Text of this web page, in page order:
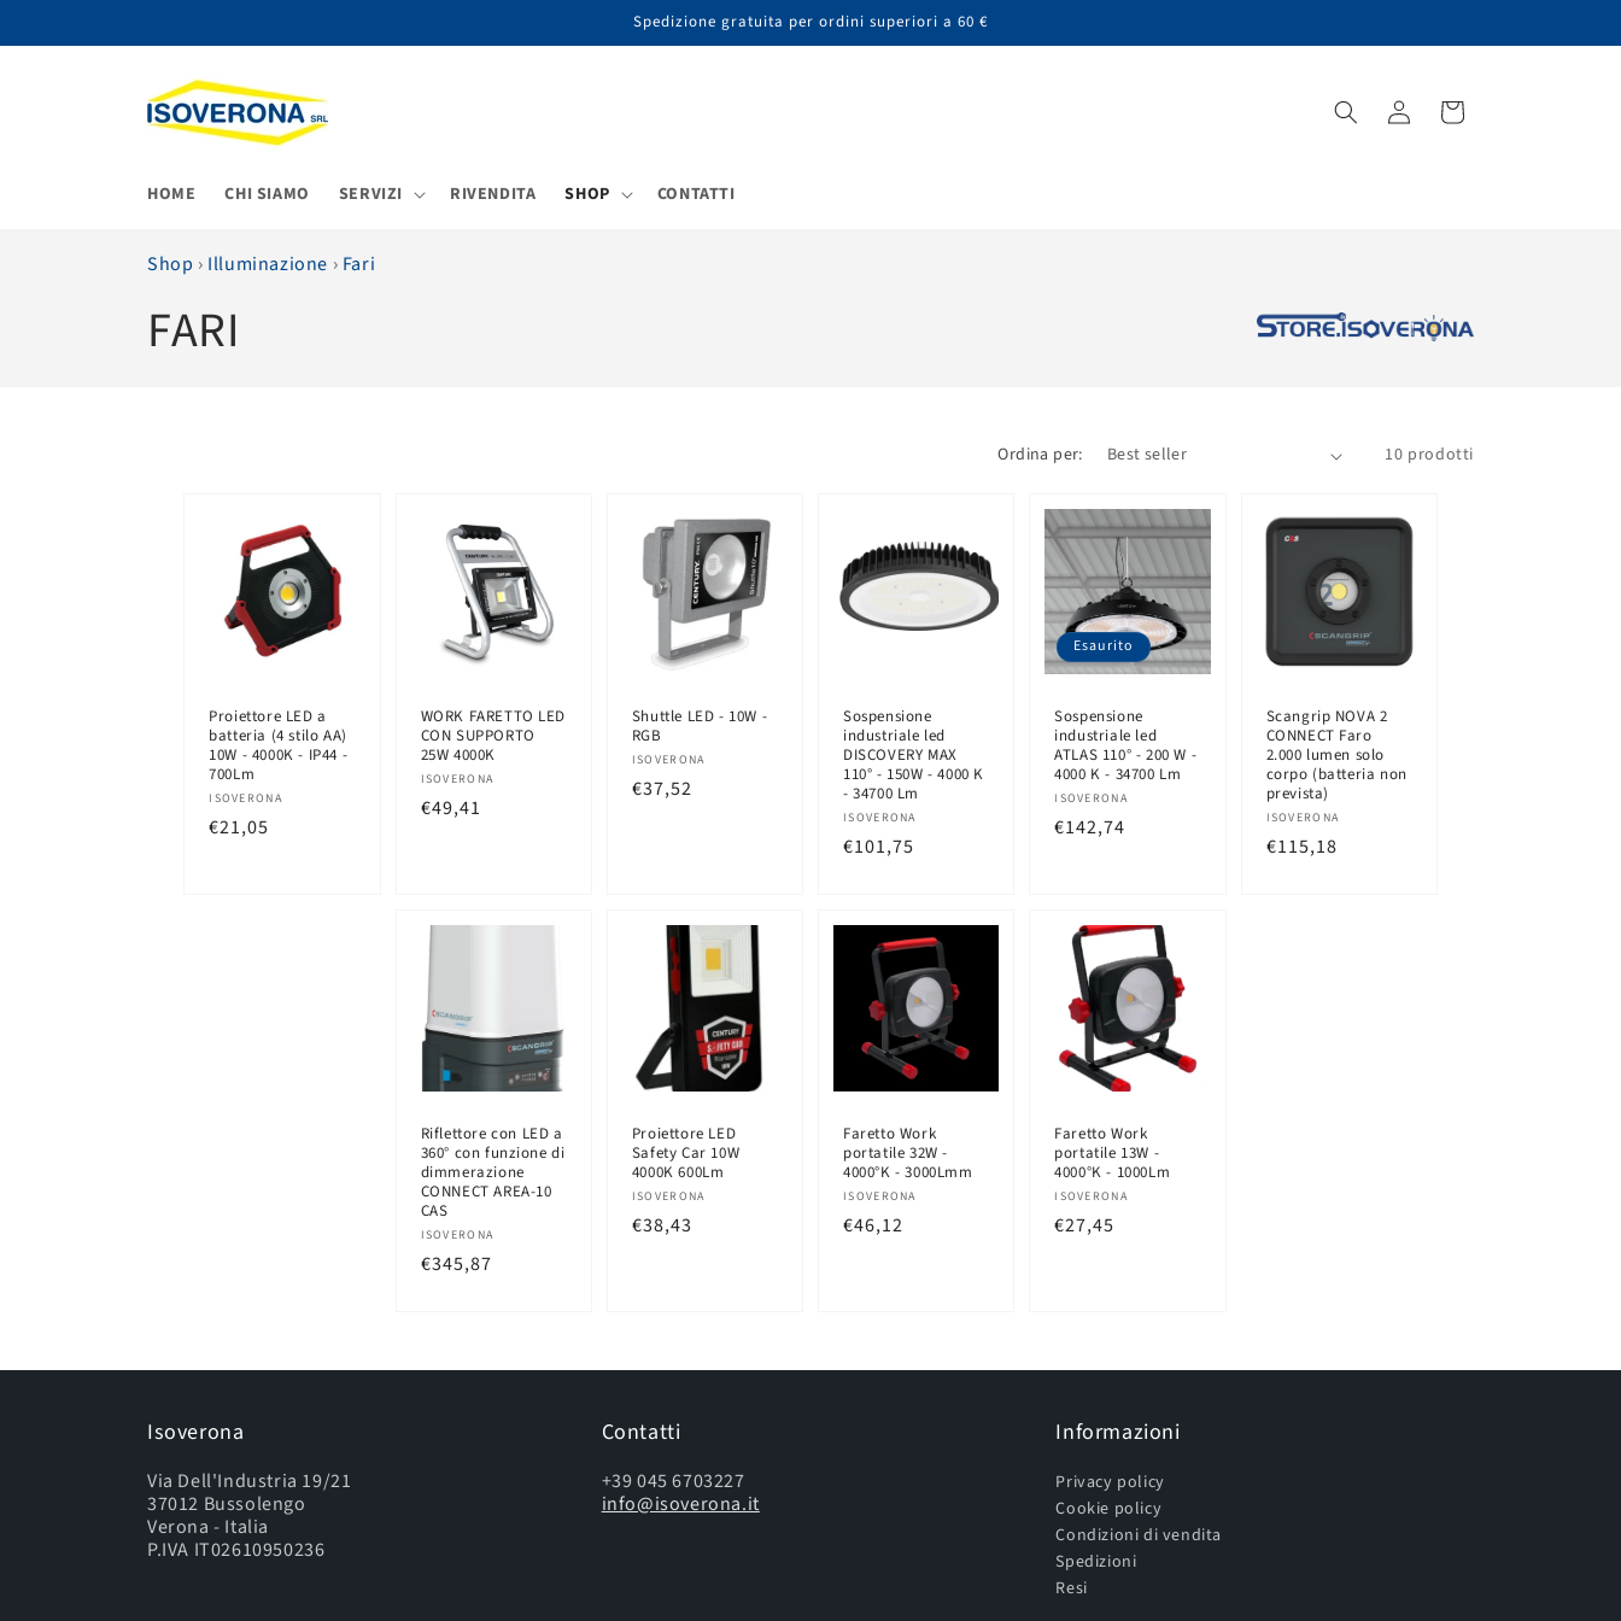
ai contenuti
Spedizione gratuita per ordini superiori a 60 €
HOME CHI SIAMO SERVIZI RIVENDITA SHOP CONTATTI
Accedi Carrello
Shop › Illuminazione › Fari
C
FARI
Ordina per: 10 prodotti
Proiettore LED a
batteria (4 stilo AA)
10W - 4000K - IP44 -
700Lm
Produttore:
ISOVERONA
Prezzo
€21,05
WORK FARETTO LED
CON SUPPORTO
25W 4000K
Produttore:
ISOVERONA
Prezzo
€49,41
Shuttle LED - 10W -
RGB
Produttore:
ISOVERONA
Prezzo
€37,52
Sospensione
industriale led
DISCOVERY MAX
110° - 150W - 4000 K
- 34700 Lm
Produttore:
ISOVERONA
Prezzo
€101,75
Esaurito
Sospensione
industriale led
ATLAS 110° - 200 W -
4000 K - 34700 Lm
Produttore:
ISOVERONA
Prezzo
€142,74
Scangrip NOVA 2
CONNECT Faro
2.000 lumen solo
corpo (batteria non
prevista)
Produttore:
ISOVERONA
Prezzo
€115,18
Riflettore con LED a
360° con funzione di
dimmerazione
CONNECT AREA-10
CAS
Produttore:
ISOVERONA
Prezzo
€345,87
Proiettore LED
Safety Car 10W
4000K 600Lm
Produttore:
ISOVERONA
Prezzo
€38,43
Faretto Work
portatile 32W -
4000°K - 3000Lmm
Produttore:
ISOVERONA
Prezzo
€46,12
Faretto Work
portatile 13W -
4000°K - 1000Lm
Produttore:
ISOVERONA
Prezzo
€27,45
Isoverona
Via Dell'Industria 19/21
37012 Bussolengo
Verona - Italia
P.IVA IT02610950236
Contatti
+39 045 6703227
info@isoverona.it
Informazioni
Privacy policy
Cookie policy
Condizioni di vendita
Spedizioni
Resi